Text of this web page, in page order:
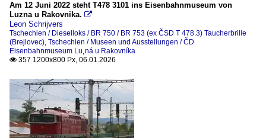
ČD Eisenbahnmuseum Lužná u Rakovníka
Unternehmen
ČD Cargo
2020
2020
2021
2024
2025
Am 12 Juni 2022 steht T478 3101 ins Eisenbahnmuseum von
Luzna u Rakovnika. 
Leon Schrijvers
Tschechien / Dieselloks / BR 750 / BR 753 (ex ČSD T 478.3) Taucherbrille
(Brejlovec), Tschechien / Museen und Ausstellungen / ČD
Eisenbahnmuseum Lu¸ná u Rakovníka
 357 1200x800 Px, 06.01.2026